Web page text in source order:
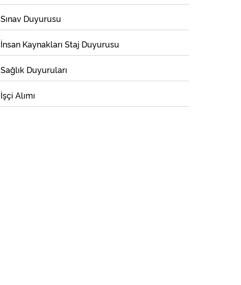
Sınav Duyurusu
İnsan Kaynakları Staj Duyurusu
Sağlık Duyuruları
İşçi Alımı